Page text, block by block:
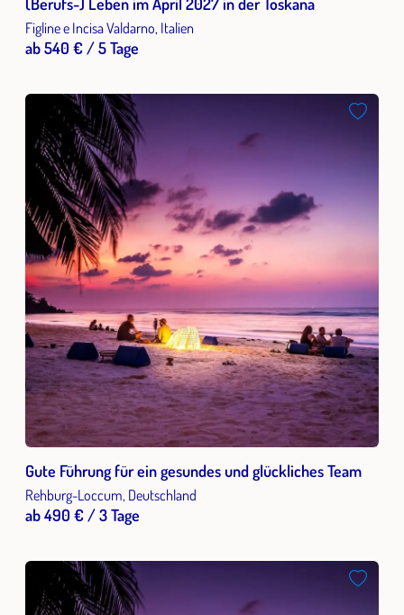
(Berufs-) Leben im April 2027 in der Toskana
Figline e Incisa Valdarno, Italien
ab 540 € / 5 Tage
Gute Führung für ein gesundes und glückliches Team
Rehburg-Loccum, Deutschland
ab 490 € / 3 Tage